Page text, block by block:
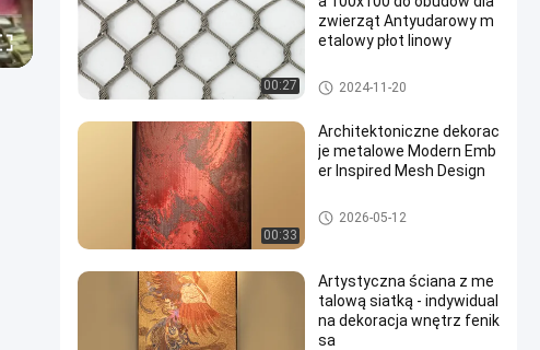
00:27
zwierząt Antyudarowy m
etalowy płot linowy
Ręcznie tkana siatka
2024-11-20
00:33
Architektoniczne dekorac
je metalowe Modern Emb
er Inspired Mesh Design
Architektoniczna siatka metal
owa
2026-05-12
Artystyczna ściana z me
talową siatką - indywidual
na dekoracja wnętrz fenik
sa